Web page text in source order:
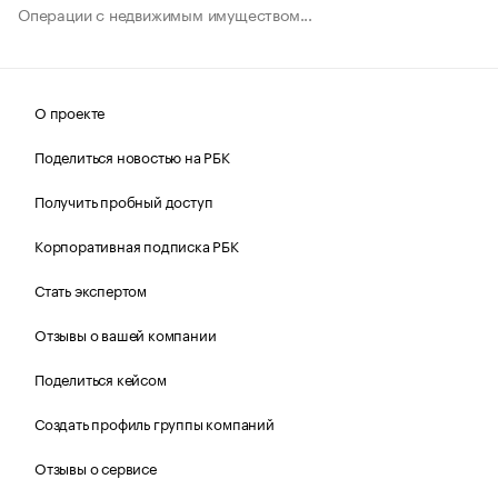
Операции с недвижимым имуществом...
О проекте
Поделиться новостью на РБК
Получить пробный доступ
Корпоративная подписка РБК
Стать экспертом
Отзывы о вашей компании
Поделиться кейсом
Создать профиль группы компаний
Отзывы о сервисе